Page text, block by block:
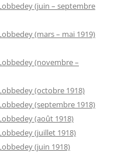
(juin – septembre
(mars – mai 1919)
(novembre –
(octobre 1918)
(septembre 1918)
(août 1918)
(juillet 1918)
(juin 1918)